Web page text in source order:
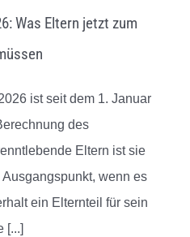
Was Eltern jetzt zum
ist seit dem 1. Januar
des
Eltern ist sie
wenn es
ein Elternteil für sein
[...]